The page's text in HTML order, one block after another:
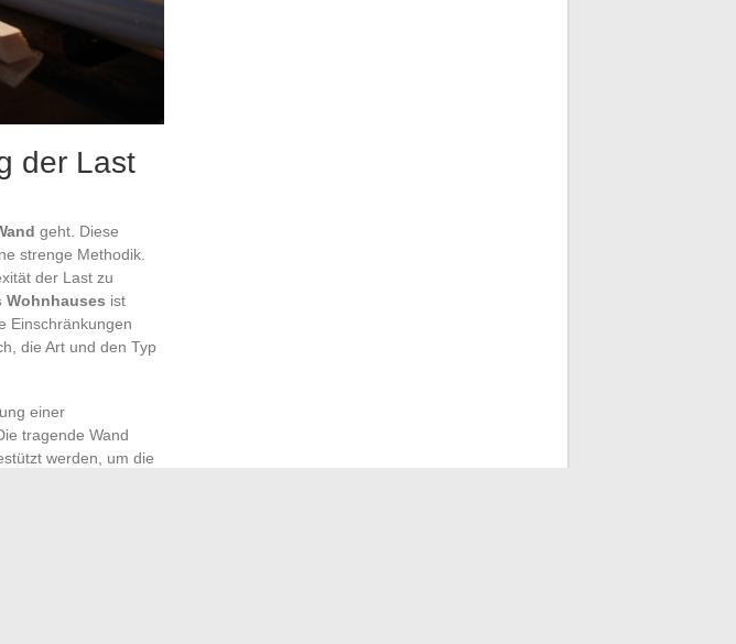
der Last
geht. Diese
strenge Methodik.
der Last zu
Wohnhauses ist
Einschränkungen
die Art und den Typ
einer
tragende Wand
werden, um die